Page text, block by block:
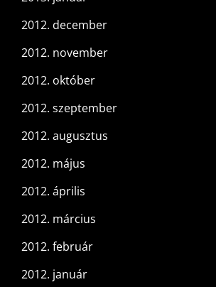
2012. december
2012. november
2012. október
2012. szeptember
2012. augusztus
2012. május
2012. április
2012. március
2012. február
2012. január